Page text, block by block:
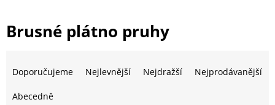
Brusné plátno pruhy
e
Doporučujeme Nejlevnější Nejdražší Nejprodávanější
Abecedně